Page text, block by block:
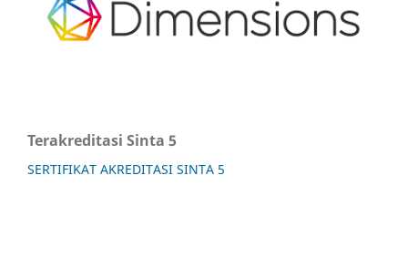
Terakreditasi Sinta 5
SERTIFIKAT AKREDITASI SINTA 5